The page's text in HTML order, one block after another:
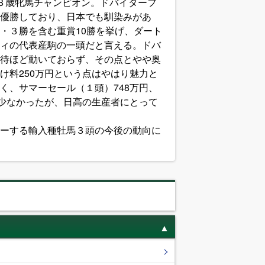
勝しており、日本でも馴染みがあ
３勝を含む重賞10勝を挙げ、ダート
の代表産駒の一頭だと言える。ドバ
ほど動いておらず、その点とやや奥
料250万円という点はやはり魅力と
サマーセール（１頭）748万円、
かったが、日高の生産者にとって
る輸入種牡馬３頭の今後の動向に